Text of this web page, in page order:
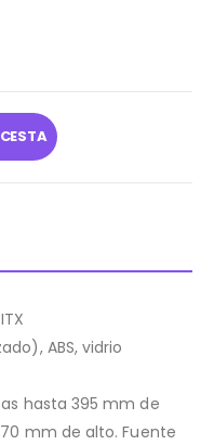
ABS, vidrio
hasta 395 mm de
mm de alto. Fuente